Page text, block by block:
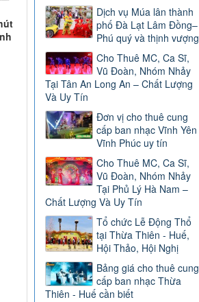
Dịch vụ Múa lân thành
phố Đà Lạt Lâm Đồng–
Phú quý và thịnh vượng
Cho Thuê MC, Ca Sĩ,
Vũ Đoàn, Nhóm Nhảy
Tại Tân An Long An – Chất Lượng
Và Uy Tín
Đơn vị cho thuê cung
cấp ban nhạc Vĩnh Yên
Vĩnh Phúc uy tín
Cho Thuê MC, Ca Sĩ,
Vũ Đoàn, Nhóm Nhảy
Tại Phủ Lý Hà Nam –
Chất Lượng Và Uy Tín
Tổ chức Lễ Động Thổ
tại Thừa Thiên - Huế,
Hội Thảo, Hội Nghị
Bảng giá cho thuê cung
cấp ban nhạc Thừa
Thiên - Huế cần biết